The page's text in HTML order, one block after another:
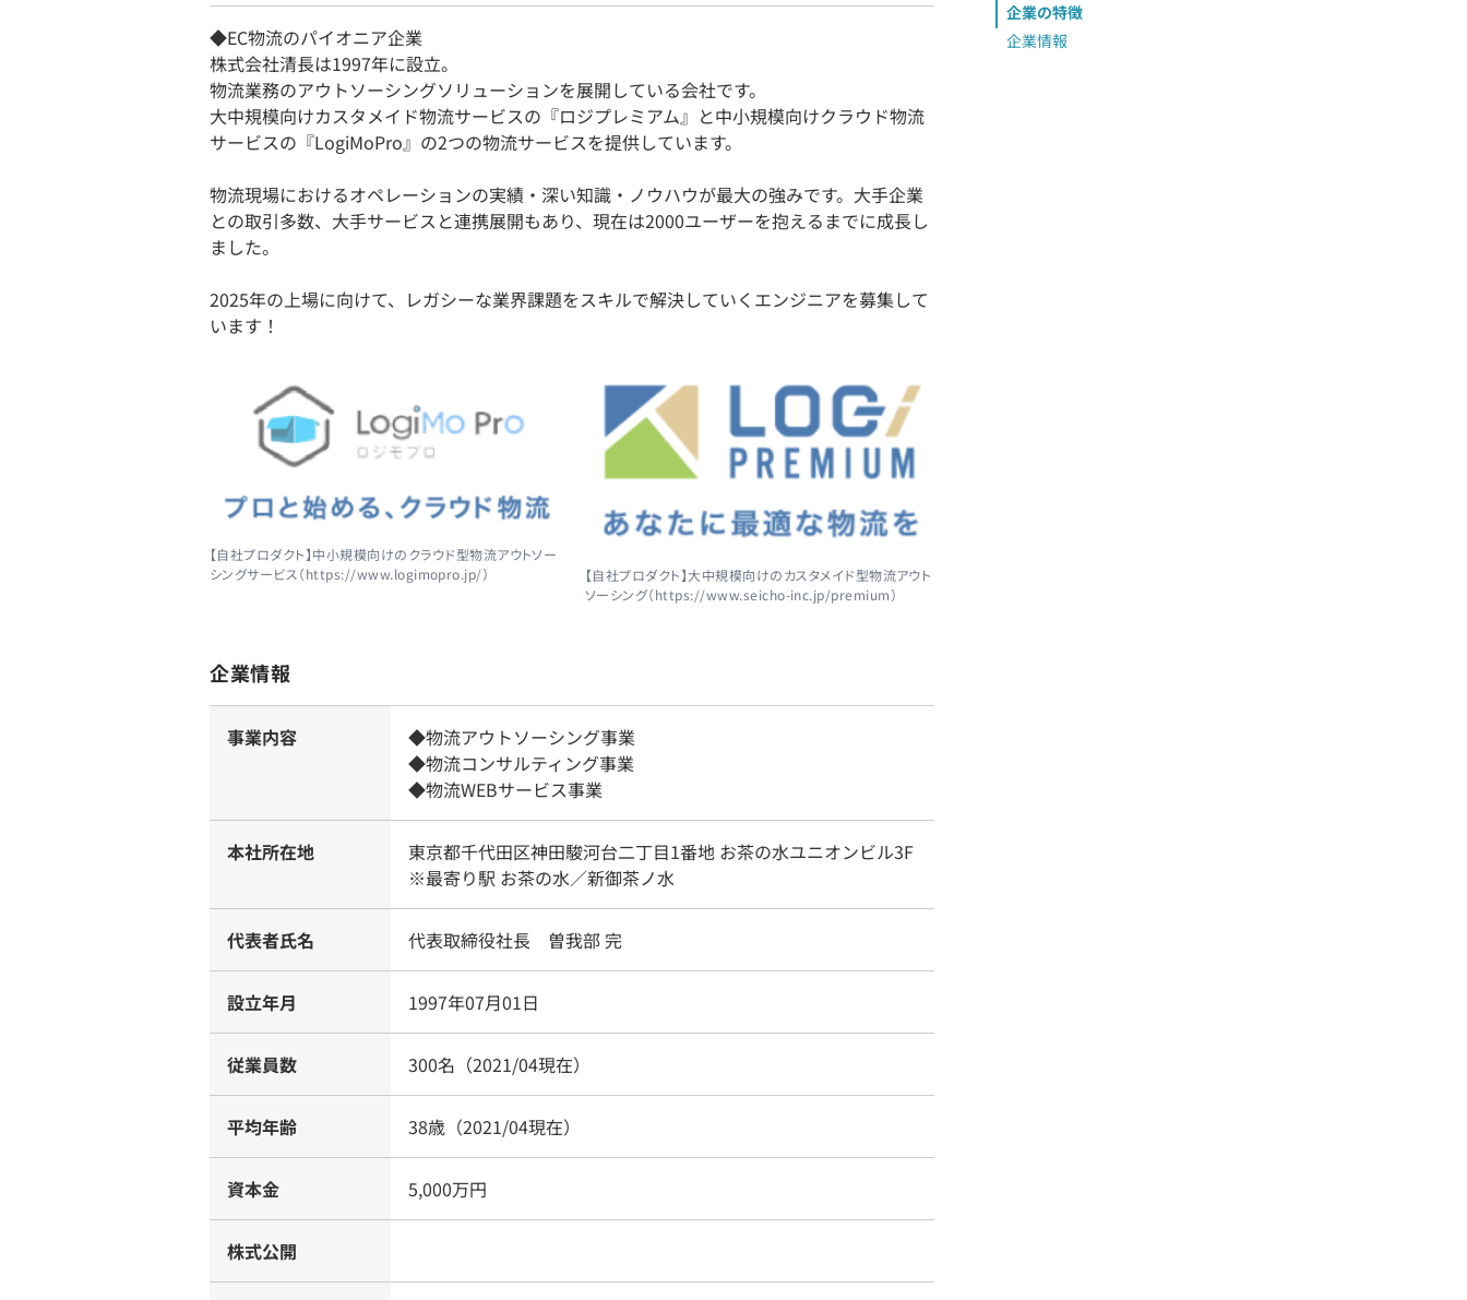
◆EC物流のパイオニア企業
株式会社清長は1997年に設立。
物流業務のアウトソーシングソリューションを展開している会社です。
大中規模向けカスタメイド物流サービスの『ロジプレミアム』と中小規模向けクラウド物流
サービスの『LogiMoPro』の2つの物流サービスを提供しています。
物流現場におけるオペレーションの実績・深い知識・ノウハウが最大の強みです。大手企業
との取引多数、大手サービスと連携展開もあり、現在は2000ユーザーを抱えるまでに成長し
ました。
2025年の上場に向けて、レガシーな業界課題をスキルで解決していくエンジニアを募集して
います！
【自社プロダクト】中小規模向けのクラウド型物流アウトソー
シングサービス（https://www.logimopro.jp/）
【自社プロダクト】大中規模向けのカスタメイド型物流アウト
ソーシング（https://www.seicho-inc.jp/premium）
企業情報
事業内容
◆物流アウトソーシング事業
◆物流コンサルティング事業
◆物流WEBサービス事業
本社所在地
東京都千代田区神田駿河台二丁目1番地 お茶の水ユニオンビル3F
※最寄り駅 お茶の水／新御茶ノ水
代表者氏名 代表取締役社長 曽我部 完
設立年月 1997年07月01日
従業員数 300名（2021/04現在）
平均年齢 38歳（2021/04現在）
資本金 5,000万円
株式公開
企業の特徴
企業情報